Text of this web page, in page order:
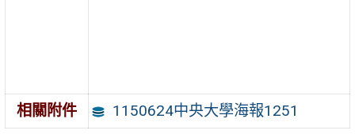
相關附件 1150624中央大學海報1251